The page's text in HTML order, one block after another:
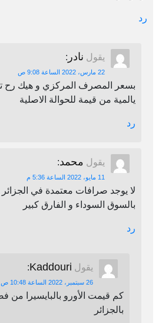
رد
يقول نادر :
22 مارس، 2022 الساعة 9:08 ص
بسعر المصرف المركزي و هيك رح
يالمية من قيمة للحوالة الاصلية
رد
يقول محمد:
11 مايو، 2022 الساعة 5:36 م
لا يوجد صرافات معتمدة في الجزائر
بالسوق السوداء و الفارق كبير
رد
يقول Kaddouri
:
26 سبتمبر، 2022 الساعة 10:48 ص
كم قيمت الأورو بالبايسيرا من
بالجزائر